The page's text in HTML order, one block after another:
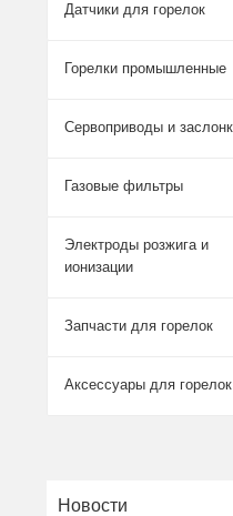
Датчики для горелок
Горелки промышленные
Сервоприводы и
Газовые фильтры
Электроды розжига и
ионизации
Запчасти для горелок
Аксессуары для горелок
Новости